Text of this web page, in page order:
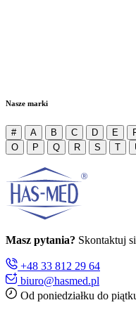
Nasze marki
# A B C D E
O
P Q R S T
Masz pytania? Skontaktuj
+48 33 812 29 64
biuro@hasmed.pl
Od poniedziałku do